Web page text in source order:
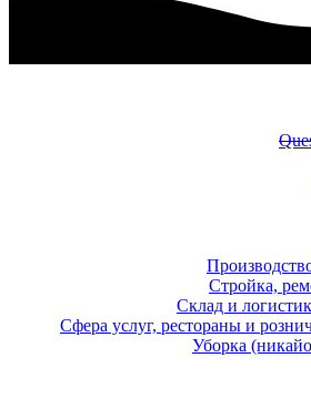
Стройка,
Склад и
Сфера услуг, рестораны и
Уборка